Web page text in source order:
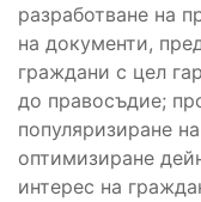
разработване на
на документи,
граждани с цел
до правосъдие;
популяризиране
оптимизиране
интерес на